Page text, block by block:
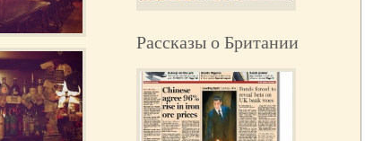
Рассказы о Британии